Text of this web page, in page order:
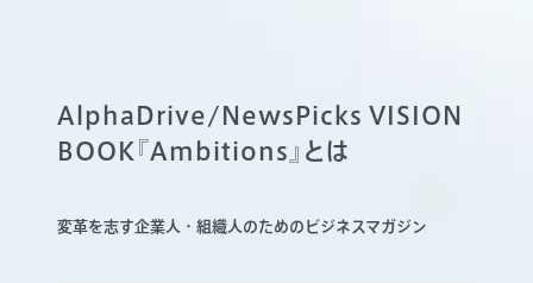
AlphaDrive/NewsPicks VISION
BOOK『Ambitions』とは
変革を志す企業人・組織人のためのビジネスマガジン